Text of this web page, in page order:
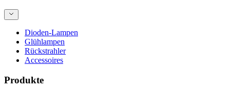
Dioden-Lampen
Glühlampen
Rückstrahler
Accessoires
Produkte